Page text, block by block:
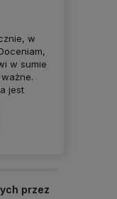
w
w sumie
jest
przez